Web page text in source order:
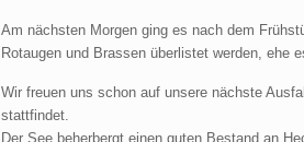
Am nächsten Morgen ging es nach dem
Rotaugen und Brassen überlistet werden, ehe
Wir freuen uns schon auf unsere nächste
stattfindet.
Der See beherbergt einen guten Bestand an